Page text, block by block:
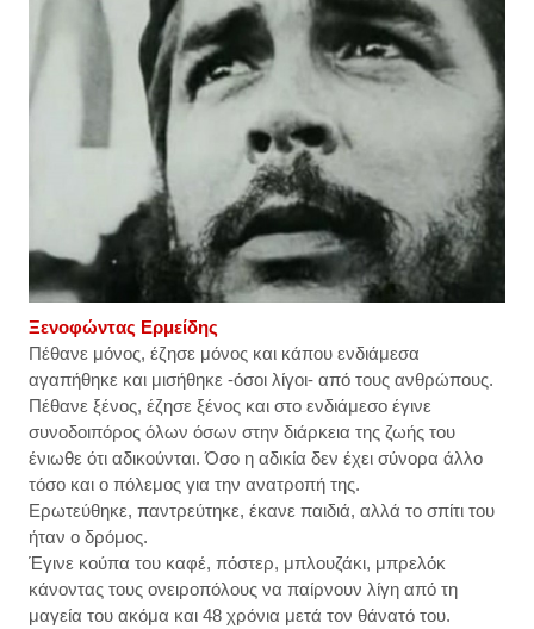
Ξενοφώντας Ερμείδης
Πέθανε μόνος, έζησε μόνος και κάπου ενδιάμεσα
αγαπήθηκε και μισήθηκε -όσοι λίγοι- από τους ανθρώπους.
Πέθανε ξένος, έζησε ξένος και στο ενδιάμεσο έγινε
συνοδοιπόρος όλων όσων στην διάρκεια της ζωής του
ένιωθε ότι αδικούνται. Όσο η αδικία δεν έχει σύνορα άλλο
τόσο και ο πόλεμος για την ανατροπή της.
Ερωτεύθηκε, παντρεύτηκε, έκανε παιδιά, αλλά το σπίτι του
ήταν ο δρόμος.
Έγινε κούπα του καφέ, πόστερ, μπλουζάκι, μπρελόκ
κάνοντας τους ονειροπόλους να παίρνουν λίγη από τη
μαγεία του ακόμα και 48 χρόνια μετά τον θάνατό του.